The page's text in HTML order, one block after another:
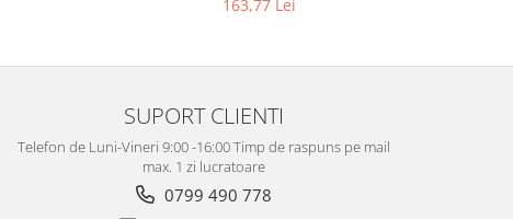
163,77 Lei
SUPORT CLIENTI
Telefon de Luni-Vineri 9:00 -16:00 Timp de raspuns pe mail
max. 1 zi lucratoare
0799 490 778